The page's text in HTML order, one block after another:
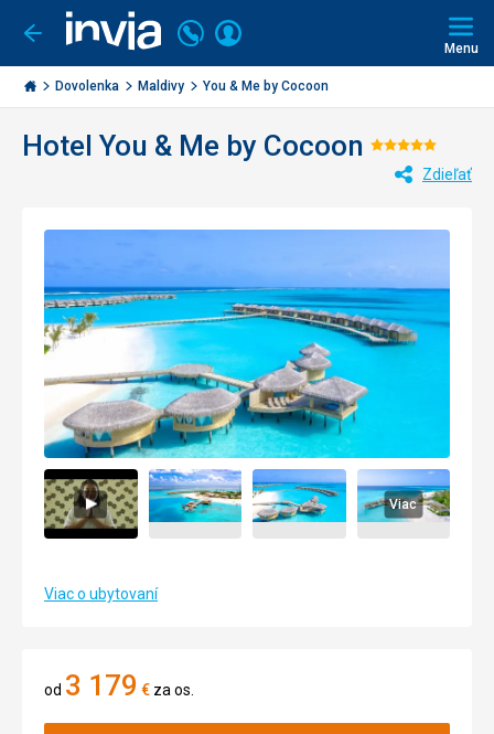
Ísť
späť
Invia.sk
Volajte
+421
2
3221
Prihlásiť
Menu
Dovolenka Maldivy You & Me by Cocoon
Hotel You & Me by Cocoon
5/5
Zdieľať
Viac
Viac o ubytovaní
od 3 179 € za os.